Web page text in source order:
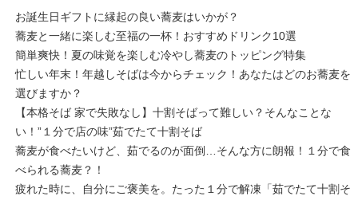
お誕生日ギフトに縁起の良い蕎麦はいかが？
蕎麦と一緒に楽しむ至福の一杯！おすすめドリンク10選
簡単爽快！夏の味覚を楽しむ冷やし蕎麦のトッピング特集
忙しい年末！年越しそばは今からチェック！あなたはどのお蕎麦を
選びますか？
【本格そば 家で失敗なし】十割そばって難しい？そんなことな
い！”１分で店の味”茹でたて十割そば
蕎麦が食べたいけど、茹でるのが面倒…そんな方に朗報！１分で食
べられる蕎麦？！
疲れた時に、自分にご褒美を。たった１分で解凍「茹でたて十割そ